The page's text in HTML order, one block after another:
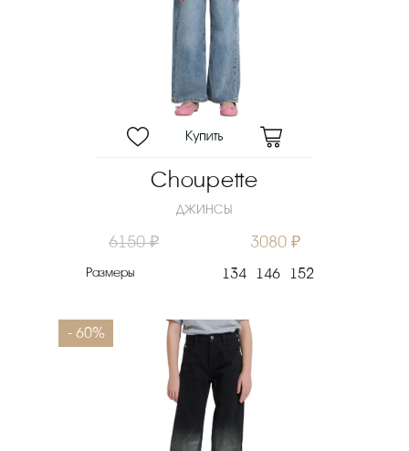
Choupette
ДЖИНСЫ
6150 ₽ 3080 ₽
Размеры 134 146 152
- 60%